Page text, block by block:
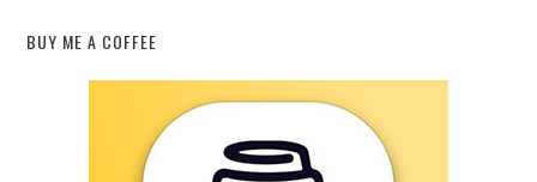
BUY ME A COFFEE